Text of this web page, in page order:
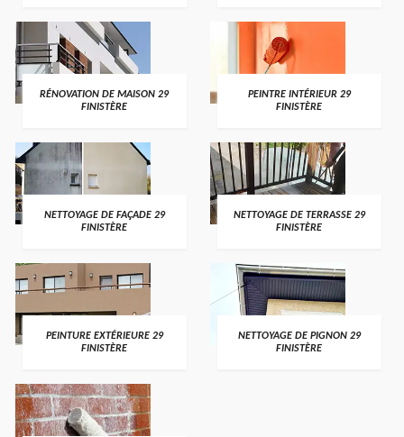
RÉNOVATION DE MAISON 29
FINISTÈRE
PEINTRE INTÉRIEUR 29
FINISTÈRE
NETTOYAGE DE FAÇADE 29
FINISTÈRE
NETTOYAGE DE TERRASSE 29
FINISTÈRE
PEINTURE EXTÉRIEURE 29
FINISTÈRE
NETTOYAGE DE PIGNON 29
FINISTÈRE